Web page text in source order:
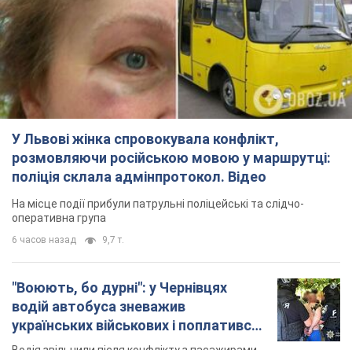
У Львові жінка спровокувала конфлікт,
розмовляючи російською мовою у маршрутці:
поліція склала адмінпротокол. Відео
На місце події прибули патрульні поліцейські та слідчо-
оперативна група
6 часов назад 9,7 т.
"Воюють, бо дурні": у Чернівцях
водій автобуса зневажив
українських військових і поплатився.
Відео